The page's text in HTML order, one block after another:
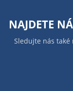
NAJDETE
Sledujte nás